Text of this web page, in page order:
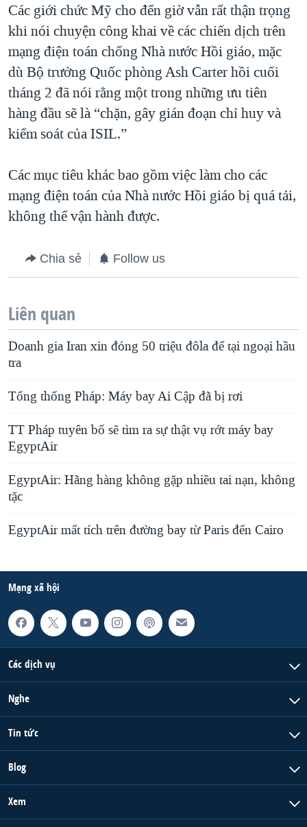
Các giới chức Mỹ cho đến giờ vẫn rất thận trọng
khi nói chuyện công khai về các chiến dịch trên
mạng điện toán chống Nhà nước Hồi giáo, mặc
dù Bộ trưởng Quốc phòng Ash Carter hồi cuối
tháng 2 đã nói rằng một trong những ưu tiên
hàng đầu sẽ là “chặn, gây gián đoạn chỉ huy và
kiểm soát của ISIL.”
Các mục tiêu khác bao gồm việc làm cho các
mạng điện toán của Nhà nước Hồi giáo bị quá tải,
không thể vận hành được.
Chia sẻ Follow us
Liên quan
Doanh gia Iran xin đóng 50 triệu đôla để tại ngoại hầu
tra
Tổng thống Pháp: Máy bay Ai Cập đã bị rơi
TT Pháp tuyên bố sẽ tìm ra sự thật vụ rớt máy bay
EgyptAir
EgyptAir: Hãng hàng không gặp nhiều tai nạn, không
tặc
EgyptAir mất tích trên đường bay từ Paris đến Cairo
Mạng xã hội
Các dịch vụ
Nghe
Tin tức
Blog
Xem